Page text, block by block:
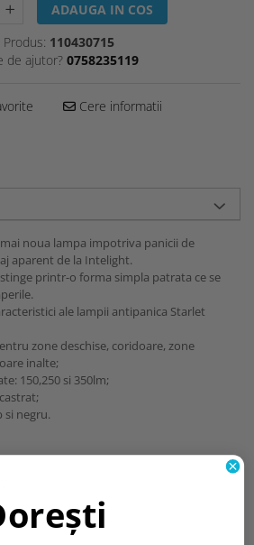
ADAUGA IN COS
Produs: 110430715
de ajutor? 0758235119
Cere informatii
noua lampa impotriva panicii de
aparent de la Intelight.
printr-o forma simpla patrata ce se
ale lampii antipanica Starlet
zone deschise, coridoare, zone
inalte;
150,250 si 350lm;
si negru.
produs